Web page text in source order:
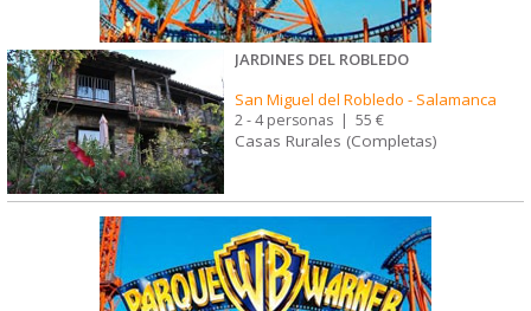
JARDINES DEL ROBLEDO
San Miguel del Robledo - Salamanca
2 - 4 personas | 55 €
Casas Rurales (Completas)